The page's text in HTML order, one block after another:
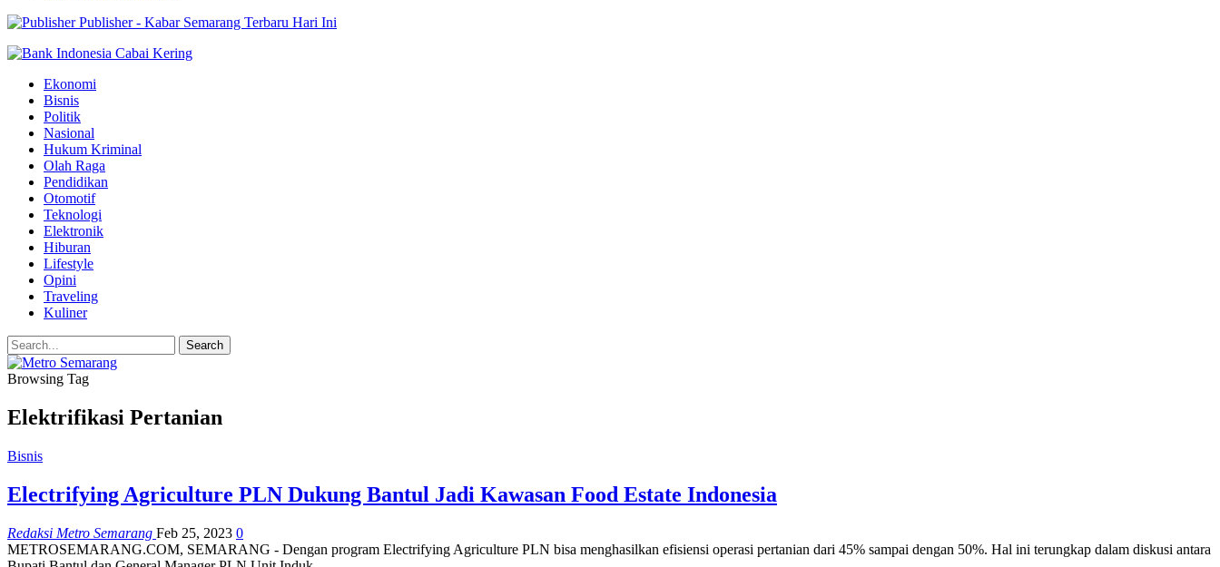
Publisher - Kabar Semarang Terbaru Hari Ini
Ekonomi
Bisnis
Politik
Nasional
Hukum Kriminal
Olah Raga
Pendidikan
Otomotif
Teknologi
Elektronik
Hiburan
Lifestyle
Opini
Traveling
Kuliner
Browsing Tag
Elektrifikasi Pertanian
Bisnis
Electrifying Agriculture PLN Dukung Bantul Jadi Kawasan Food Estate Indonesia
Redaksi Metro Semarang Feb 25, 2023 0
METROSEMARANG.COM, SEMARANG - Dengan program Electrifying Agriculture PLN bisa menghasilkan efisiensi operasi pertanian dari 45% sampai dengan 50%. Hal ini terungkap dalam diskusi antara